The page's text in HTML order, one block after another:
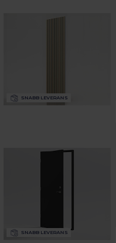
SNABB LEVERANS
SNABB LEVERANS